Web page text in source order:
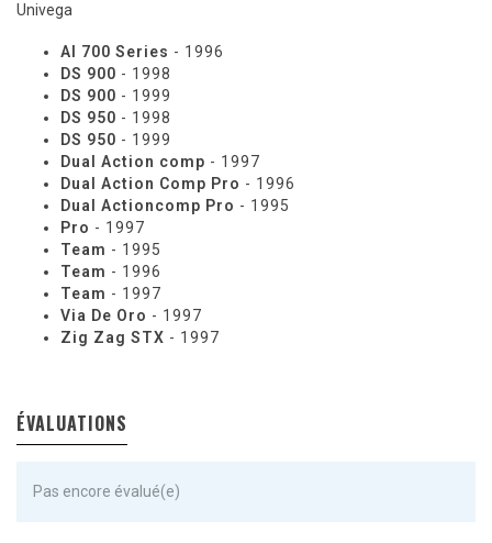
Univega
Al 700 Series - 1996
DS 900 - 1998
DS 900 - 1999
DS 950 - 1998
DS 950 - 1999
Dual Action comp - 1997
Dual Action Comp Pro - 1996
Dual Actioncomp Pro - 1995
Pro - 1997
Team - 1995
Team - 1996
Team - 1997
Via De Oro - 1997
Zig Zag STX - 1997
ÉVALUATIONS
Pas encore évalué(e)